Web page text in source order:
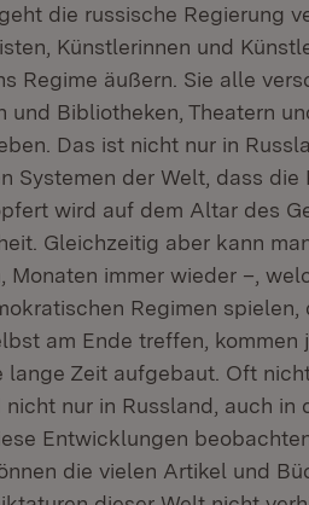
die russische Regierung
Künstlerinnen und
Regime äußern. Sie alle
und Bibliotheken, Theatern
Das ist nicht nur in
Systemen der Welt, dass die
wird auf dem Altar des
Gleichzeitig aber kann
Monaten immer wieder –,
Regimen spielen,
am Ende treffen,
Zeit aufgebaut. Oft
nur in Russland, auch in
Entwicklungen
die vielen Artikel und